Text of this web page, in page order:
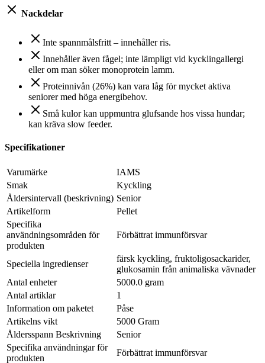
Nackdelar
Inte spannmålsfritt – innehåller ris.
Innehåller även fågel; inte lämpligt vid kycklingallergi
eller om man söker monoprotein lamm.
Proteinnivån (26%) kan vara låg för mycket aktiva
seniorer med höga energibehov.
Små kulor kan uppmuntra glufsande hos vissa hundar;
kan kräva slow feeder.
Specifikationer
Varumärke
IAMS
Smak
Kyckling
Åldersintervall (beskrivning) Senior
Artikelform
Pellet
Specifika
användningsområden för
produkten
Förbättrat immunförsvar
Speciella ingredienser
färsk kyckling, fruktoligosackarider,
glukosamin från animaliska vävnader
Antal enheter
5000.0 gram
Antal artiklar
1
Information om paketet
Påse
Artikelns vikt
5000 Gram
Åldersspann Beskrivning
Senior
Specifika användningar för
produkten
Förbättrat immunförsvar